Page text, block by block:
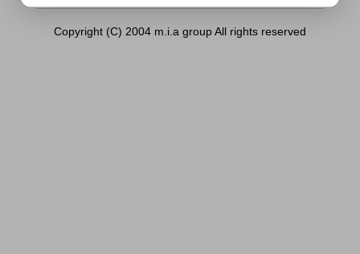
Copyright (C) 2004 m.i.a group All rights reserved